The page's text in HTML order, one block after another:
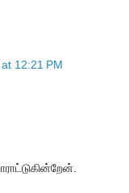
12:21 PM